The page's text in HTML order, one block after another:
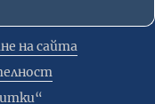
на сайта